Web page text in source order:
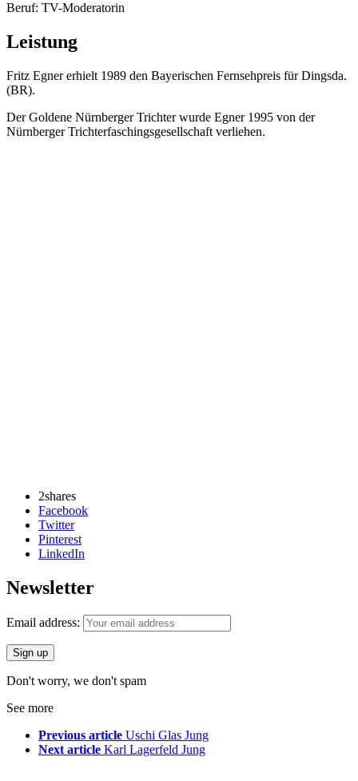
Beruf: TV-Moderatorin
Leistung
Fritz Egner erhielt 1989 den Bayerischen Fernsehpreis für Dingsda.
(BR).
Der Goldene Nürnberger Trichter wurde Egner 1995 von der
Nürnberger Trichterfaschingsgesellschaft verliehen.
2shares
Facebook
Twitter
Pinterest
LinkedIn
Newsletter
Email address:
Don't worry, we don't spam
See more
Previous article Uschi Glas Jung
Next article Karl Lagerfeld Jung